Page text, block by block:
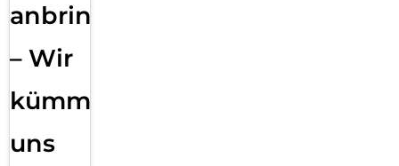
anbringen
– Wir
kümmern
uns